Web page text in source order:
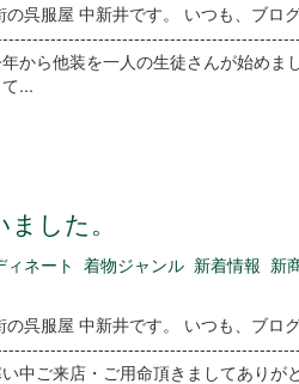
呉服屋 中新井です。 いつも、ブロ
から他装を一人の生徒さんが始めま
...
した。
ィネート 着物ジャンル 新着情報 新
呉服屋 中新井です。 いつも、ブロ
中ご来店・ご用命頂きましてありが